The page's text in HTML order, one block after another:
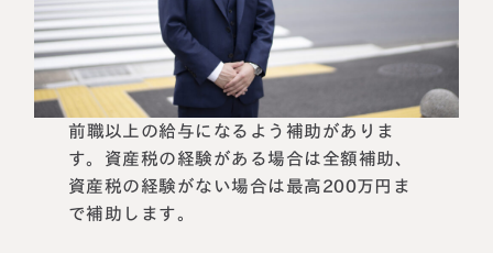
前職以上の給与になるよう補助がありま
す。資産税の経験がある場合は全額補助、
資産税の経験がない場合は最高200万円ま
で補助します。